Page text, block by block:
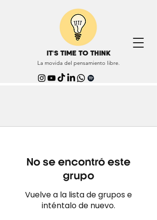
IT'S TIME TO THINK
La movida del pensamiento libre.
No se encontró este
grupo
Vuelve a la lista de grupos e
inténtalo de nuevo.